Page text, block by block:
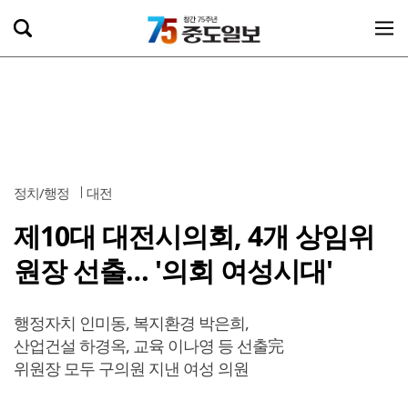
정치/행정 대전
제10대 대전시의회, 4개 상임위
원장 선출… '의회 여성시대'
행정자치 인미동, 복지환경 박은희,
산업건설 하경옥, 교육 이나영 등 선출完
위원장 모두 구의원 지낸 여성 의원